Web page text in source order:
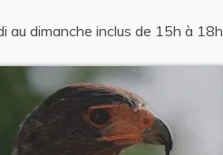
au dimanche inclus de 15h à 18h